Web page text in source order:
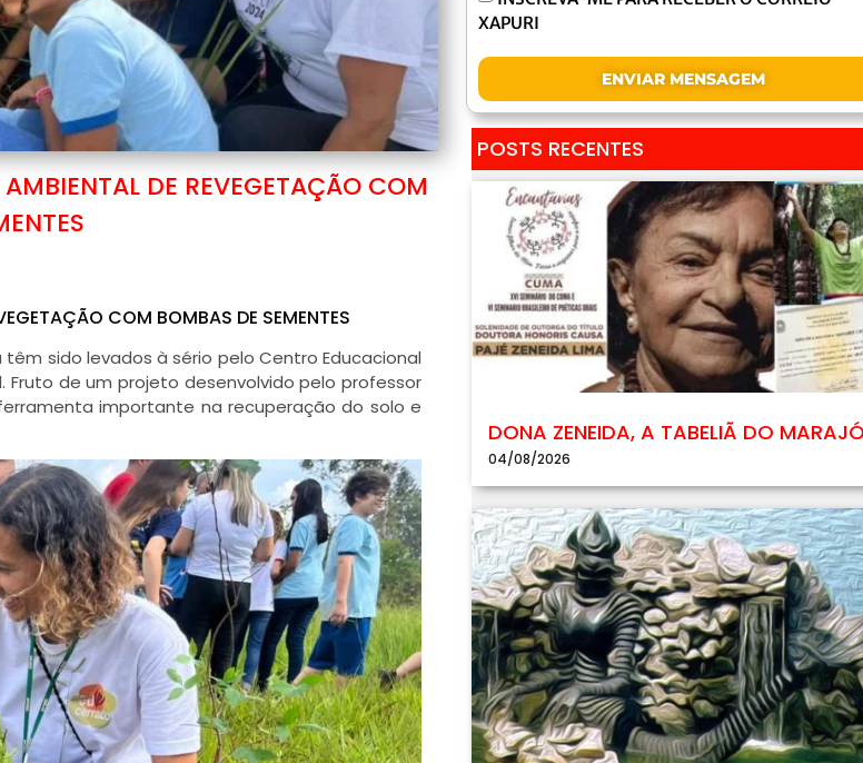
DE REVEGETAÇÃO COM
COM BOMBAS DE SEMENTES
sido levados à sério pelo Centro Educacional
Fruto de um projeto desenvolvido pelo professor
importante na recuperação do solo e
XAPURI
ENVIAR MENSAGEM
POSTS RECENTES
DONA ZENEIDA, A TABELIÃ DO
04/08/2026